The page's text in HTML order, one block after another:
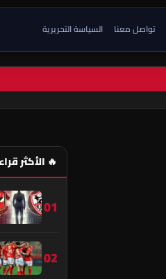
تواصل معنا السياسة التحريرية
🔥 الأكثر
01
02